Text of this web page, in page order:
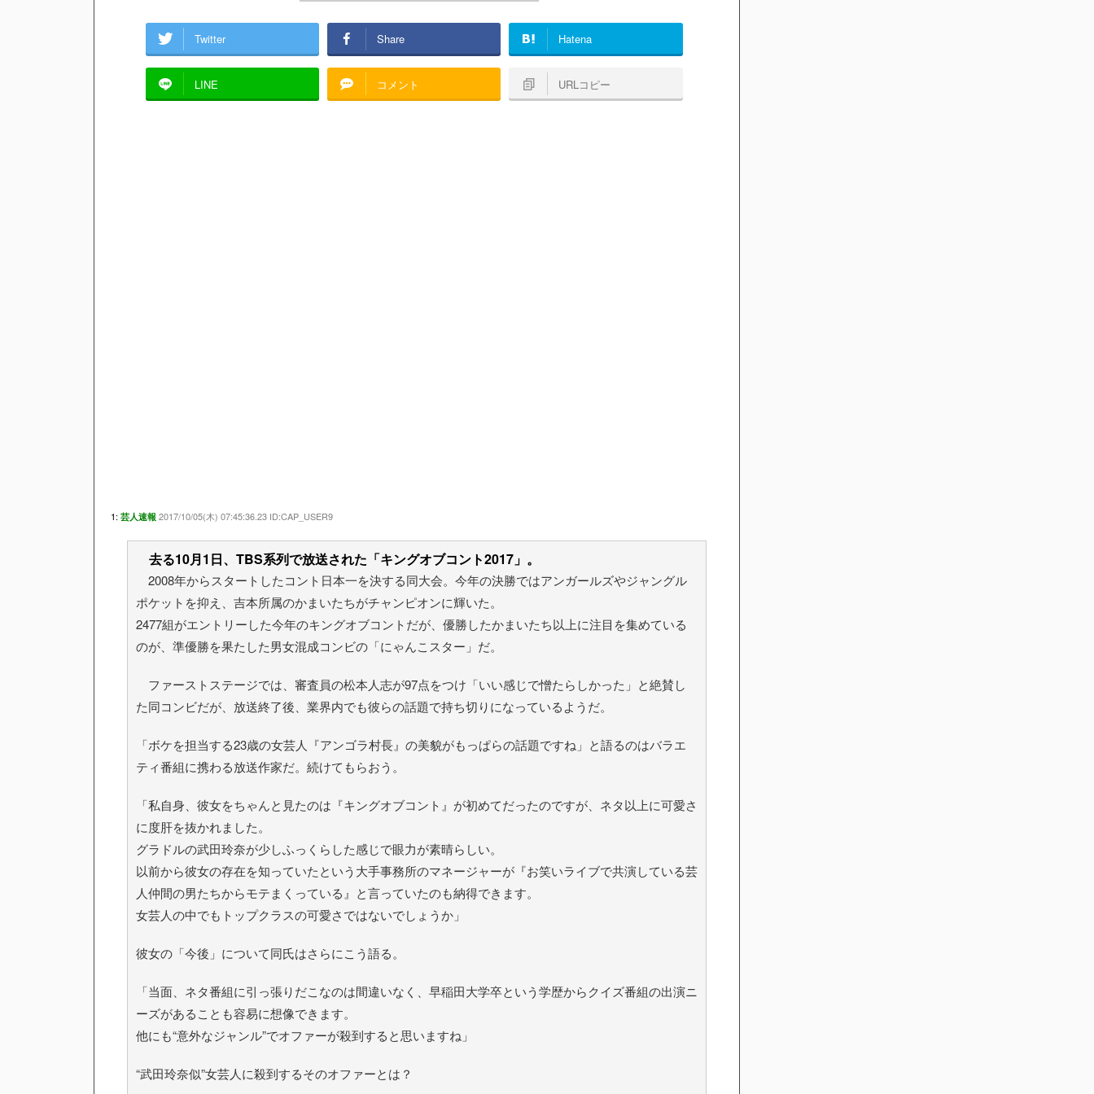
Twitter Share Hatena
LINE コメント URLコピー
1: 芸人速報 2017/10/05(木) 07:45:36.23 ID:CAP_USER9
去る10月1日、TBS系列で放送された「キングオブコント2017」。
2008年からスタートしたコント日本一を決する同大会。今年の決勝ではアンガールズやジャングル
ポケットを抑え、吉本所属のかまいたちがチャンピオンに輝いた。
2477組がエントリーした今年のキングオブコントだが、優勝したかまいたち以上に注目を集めている
のが、準優勝を果たした男女混成コンビの「にゃんこスター」だ。
ファーストステージでは、審査員の松本人志が97点をつけ「いい感じで憎たらしかった」と絶賛し
た同コンビだが、放送終了後、業界内でも彼らの話題で持ち切りになっているようだ。
「ボケを担当する23歳の女芸人『アンゴラ村長』の美貌がもっぱらの話題ですね」と語るのはバラエ
ティ番組に携わる放送作家だ。続けてもらおう。
「私自身、彼女をちゃんと見たのは『キングオブコント』が初めてだったのですが、ネタ以上に可愛さ
に度肝を抜かれました。
グラドルの武田玲奈が少しふっくらした感じで眼力が素晴らしい。
以前から彼女の存在を知っていたという大手事務所のマネージャーが『お笑いライブで共演している芸
人仲間の男たちからモテまくっている』と言っていたのも納得できます。
女芸人の中でもトップクラスの可愛さではないでしょうか」
彼女の「今後」について同氏はさらにこう語る。
「当面、ネタ番組に引っ張りだこなのは間違いなく、早稲田大学卒という学歴からクイズ番組の出演ニ
ーズがあることも容易に想像できます。
他にも“意外なジャンル”でオファーが殺到すると思いますね」
“武田玲奈似”女芸人に殺到するそのオファーとは？